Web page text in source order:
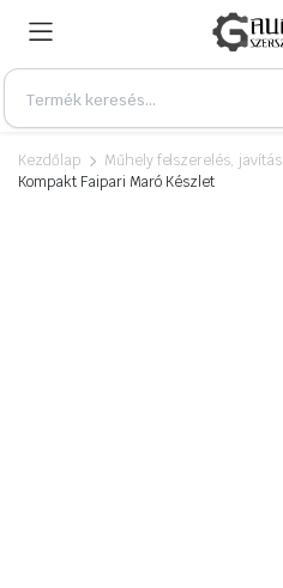
Kezdőlap Műhely felszerelés, javítás
Kompakt Faipari Maró Készlet